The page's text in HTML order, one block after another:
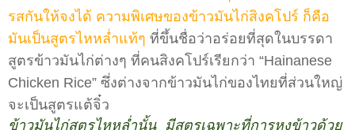
รสกันให้จงได้ ความพิเศษของข้าวมันไก่สิงคโปร์ ก็คือ
มันเป็นสูตรไหหล่ำแท้ๆ ที่ขึ้นชื่อว่าอร่อยที่สุดในบรรดา
สูตรข้าวมันไก่ต่างๆ ที่คนสิงคโปร์เรียกว่า “Hainanese
Chicken Rice” ซึ่งต่างจากข้าวมันไก่ของไทยที่ส่วนใหญ่
จะเป็นสูตรแต้จิ๋ว
ข้าวมันไก่สูตรไหหล่ำนั้น มีสูตรเฉพาะที่การหุงข้าวด้วย